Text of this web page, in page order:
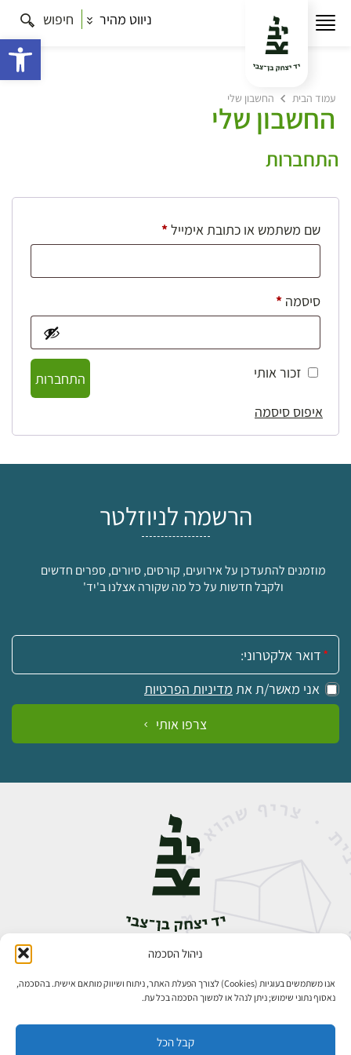
ניהול הסכמה
אנו משתמשים בעוגיות (Cookies) לצורך הפעלת האתר, ניתוח ושיווק מותאם אישית. בהסכמה,
נאסוף נתוני שימוש; ניתן לנהל או למשוך הסכמה בכל עת.
קבל הכל
ניווט מהיר חיפוש
עמוד הבית החשבון שלי
החשבון שלי
התחברות
שם משתמש או כתובת אימייל*חובה
סיסמה *חובה
זכור אותי
התחברות
איפוס סיסמה
הרשמה לניוזלטר
מוזמנים להתעדכן על אירועים, קורסים, סיורים, ספרים חדשים
ולקבל חדשות על כל מה שקורה אצלנו ב'יד'
אימייל:
אני מאשר/ת את מדיניות הפרטיות
צרפו אותי
אבן גבירול 14, רחביה, ירושלים